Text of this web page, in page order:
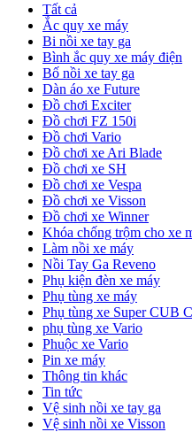
Tất cả
Ắc quy xe máy
Bi nồi xe tay ga
Bình ắc quy xe máy điện
Bố nồi xe tay ga
Dàn áo xe Future
Đồ chơi Exciter
Đồ chơi FZ 150i
Đồ chơi Vario
Đồ chơi xe Ari Blade
Đồ chơi xe SH
Đồ chơi xe Vespa
Đồ chơi xe Visson
Đồ chơi xe Winner
Khóa chống trộm cho xe
Làm nồi xe máy
Nồi Tay Ga Reveno
Phụ kiện đèn xe máy
Phụ tùng xe máy
Phụ tùng xe Super CUB
phụ tùng xe Vario
Phuộc xe Vario
Pin xe máy
Thông tin khác
Tin tức
Vệ sinh nồi xe tay ga
Vệ sinh nồi xe Visson